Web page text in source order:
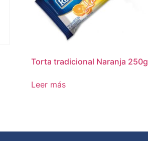
Torta tradicional Naranja 250g
Leer más